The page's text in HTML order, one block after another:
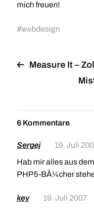
mich freuen!
#webdesign
Measure It –
6 Kommentare
Sergej
19. Juli
Hab mir alles aus
PHP5-BÃ¼cher
key
19. Juli 2007